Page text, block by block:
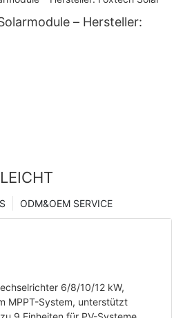
– Hersteller:
ODM&OEM SERVICE